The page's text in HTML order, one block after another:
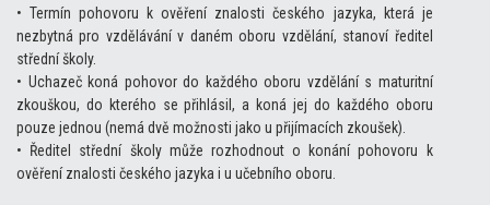
• Termín pohovoru k ověření znalosti českého jazyka, která je
nezbytná pro vzdělávání v daném oboru vzdělání, stanoví ředitel
střední školy.
• Uchazeč koná pohovor do každého oboru vzdělání s maturitní
zkouškou, do kterého se přihlásil, a koná jej do každého oboru
pouze jednou (nemá dvě možnosti jako u přijímacích zkoušek).
• Ředitel střední školy může rozhodnout o konání pohovoru k
ověření znalosti českého jazyka i u učebního oboru.